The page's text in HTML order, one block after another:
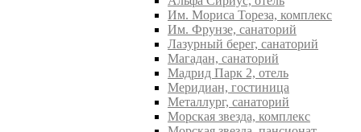
Им. Мориса Тореза, комплекс
Им. Фрунзе, санаторий
Лазурный берег, санаторий
Магадан, санаторий
Мадрид Парк 2, отель
Меридиан, гостиница
Металлург, санаторий
Морская звезда, комплекс